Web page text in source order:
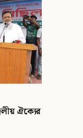
ঐক্যের